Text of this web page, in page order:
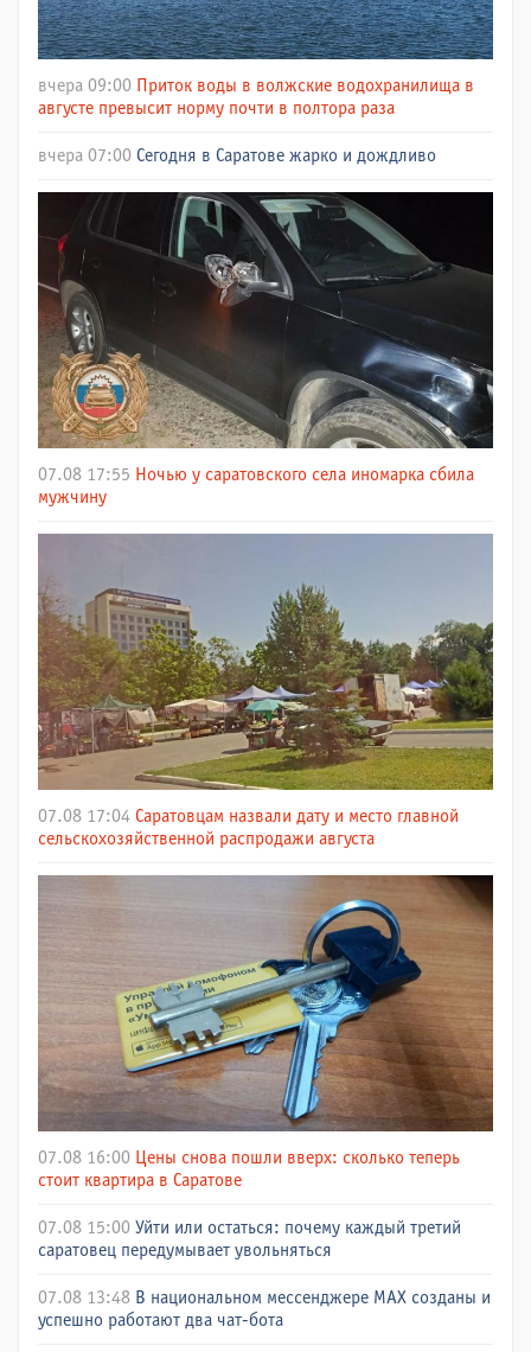
вчера 09:00 Приток воды в волжские водохранилища в
августе превысит норму почти в полтора раза
вчера 07:00 Сегодня в Саратове жарко и дождливо
07.08 17:55 Ночью у саратовского села иномарка сбила
мужчину
07.08 17:04 Саратовцам назвали дату и место главной
сельскохозяйственной распродажи августа
07.08 16:00 Цены снова пошли вверх: сколько теперь
стоит квартира в Саратове
07.08 15:00 Уйти или остаться: почему каждый третий
саратовец передумывает увольняться
07.08 13:48 В национальном мессенджере МАХ созданы и
успешно работают два чат-бота